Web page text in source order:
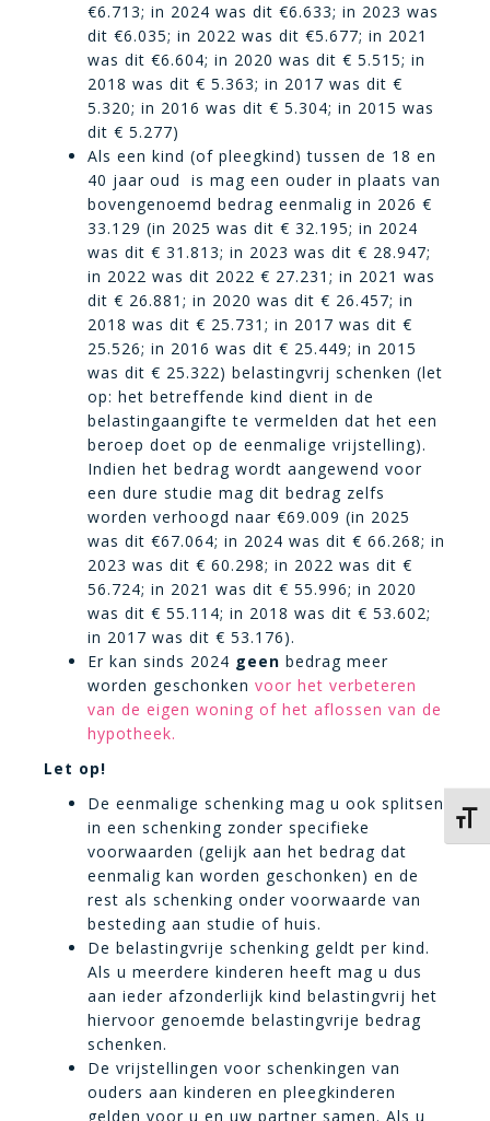
€6.713; in 2024 was dit €6.633; in 2023 was
dit €6.035; in 2022 was dit €5.677; in 2021
was dit €6.604; in 2020 was dit € 5.515; in
2018 was dit € 5.363; in 2017 was dit €
5.320; in 2016 was dit € 5.304; in 2015 was
dit € 5.277)
Als een kind (of pleegkind) tussen de 18 en
40 jaar oud is mag een ouder in plaats van
bovengenoemd bedrag eenmalig in 2026 €
33.129 (in 2025 was dit € 32.195; in 2024
was dit € 31.813; in 2023 was dit € 28.947;
in 2022 was dit 2022 € 27.231; in 2021 was
dit € 26.881; in 2020 was dit € 26.457; in
2018 was dit € 25.731; in 2017 was dit €
25.526; in 2016 was dit € 25.449; in 2015
was dit € 25.322) belastingvrij schenken (let
op: het betreffende kind dient in de
belastingaangifte te vermelden dat het een
beroep doet op de eenmalige vrijstelling).
Indien het bedrag wordt aangewend voor
een dure studie mag dit bedrag zelfs
worden verhoogd naar €69.009 (in 2025
was dit €67.064; in 2024 was dit € 66.268; in
2023 was dit € 60.298; in 2022 was dit €
56.724; in 2021 was dit € 55.996; in 2020
was dit € 55.114; in 2018 was dit € 53.602;
in 2017 was dit € 53.176).
Er kan sinds 2024 geen bedrag meer
worden geschonken voor het verbeteren
van de eigen woning of het aflossen van de
hypotheek.
Let op!
De eenmalige schenking mag u ook splitsen
in een schenking zonder specifieke
voorwaarden (gelijk aan het bedrag dat
eenmalig kan worden geschonken) en de
rest als schenking onder voorwaarde van
besteding aan studie of huis.
De belastingvrije schenking geldt per kind.
Als u meerdere kinderen heeft mag u dus
aan ieder afzonderlijk kind belastingvrij het
hiervoor genoemde belastingvrije bedrag
schenken.
De vrijstellingen voor schenkingen van
ouders aan kinderen en pleegkinderen
gelden voor u en uw partner samen. Als u